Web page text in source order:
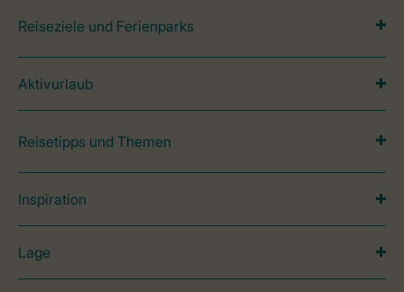
Reiseziele und Ferienparks
Aktivurlaub
Reisetipps und Themen
Inspiration
Lage